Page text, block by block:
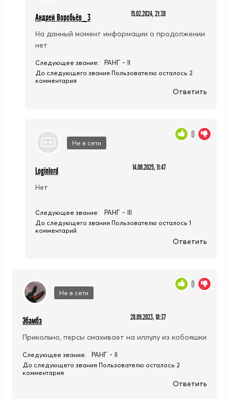
Андрей Воробьёв_3 15.02.2024, 21:38
На данный момент информации о продолжении
нет
Следующее звание: РАНГ - II
До следующего звания Пользователю осталось 2
комментария
Ответить
Не в сети
Loginlord 14.06.2025, 11:47
Нет
0
Следующее звание: РАНГ - III
До следующего звания Пользователю осталось 1
комментарий
Ответить
Не в сети
Эбамбэ 28.09.2023, 18:37
Прикольно, персы смахивает на иллулу из кобояшки
0
Следующее звание: РАНГ - II
До следующего звания Пользователю осталось 2
комментария
Ответить